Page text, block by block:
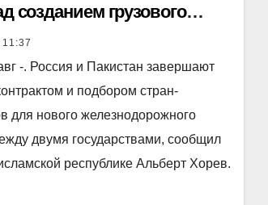
созданием грузового
-. Россия и Пакистан завершают
и подбором стран-
для нового железнодорожного
двумя государствами, сообщил
республике Альберт Хорев.